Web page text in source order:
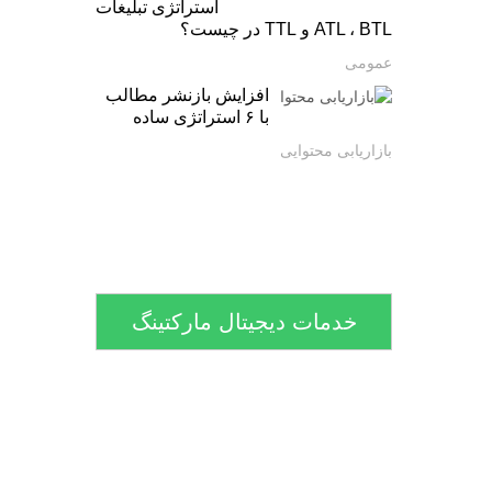
استراتژی تبلیغات
ATL ، BTL و TTL در چیست؟
عمومی
افزایش بازنشر مطالب
با ۶ استراتژی ساده
بازاریابی محتوایی
خدمات دیجیتال مارکتینگ